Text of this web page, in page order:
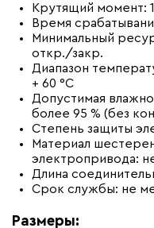
Крутящий момент:
Время
Минимальный
откр./закр.
Диапазон
+ 60 °C
Допустимая
более 95 % (без
Степень защиты
Материал
электропривода:
Длина
Срок службы: не
Размеры: